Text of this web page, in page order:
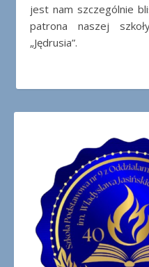
jest nam szczególnie
patrona naszej
„Jędrusia”.